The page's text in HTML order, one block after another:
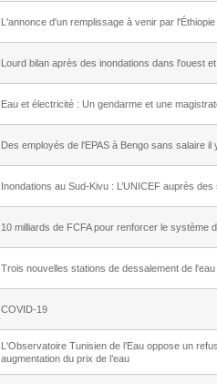
L'annonce d'un remplissage à venir par
Lourd bilan après des inondations dans l'ouest
Eau et électricité : Un gendarme et une
Des employés de l'EPAS à Bengo sans salaire il
Inondations au Sud-Kivu : L’UNICEF auprès
10 milliards de FCFA pour renforcer le système
Trois nouvelles stations de dessalement de
COVID-19
L'Observatoire Tunisien de l’Eau oppose un
augmentation du prix de l’eau